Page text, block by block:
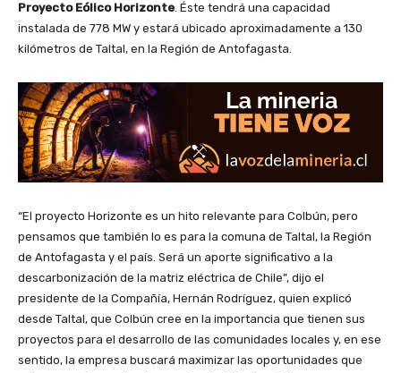
Proyecto Eólico Horizonte. Éste tendrá una capacidad
instalada de 778 MW y estará ubicado aproximadamente a 130
kilómetros de Taltal, en la Región de Antofagasta.
“El proyecto Horizonte es un hito relevante para Colbún, pero
pensamos que también lo es para la comuna de Taltal, la Región
de Antofagasta y el país. Será un aporte significativo a la
descarbonización de la matriz eléctrica de Chile”, dijo el
presidente de la Compañía, Hernán Rodríguez, quien explicó
desde Taltal, que Colbún cree en la importancia que tienen sus
proyectos para el desarrollo de las comunidades locales y, en ese
sentido, la empresa buscará maximizar las oportunidades que